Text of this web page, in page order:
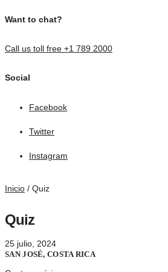
Want to chat?
Call us toll free +1 789 2000
Social
Facebook
Twitter
Instagram
Inicio / Quiz
Quiz
25 julio, 2024
SAN JOSÉ, COSTA RICA